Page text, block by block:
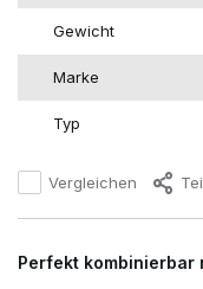
Gewicht
Marke
Typ
Vergleichen
Perfekt kombinierbar